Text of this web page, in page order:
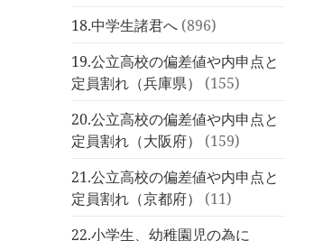
18.中学生諸君へ (896)
19.公立高校の偏差値や内申点と
定員割れ（兵庫県）
(155)
20.公立高校の偏差値や内申点と
定員割れ（大阪府）
(159)
21.公立高校の偏差値や内申点と
定員割れ（京都府）
(11)
22.小学生、幼稚園児の為に